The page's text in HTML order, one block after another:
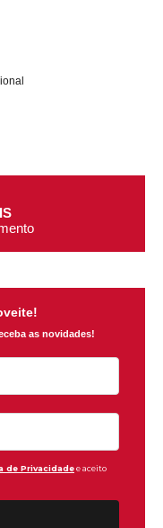
as novidades!
de Privacidadee aceito